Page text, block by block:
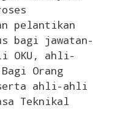
pelantikan
bagi jawatan-
OKU, ahli-
Orang
serta ahli-ahli
Teknikal